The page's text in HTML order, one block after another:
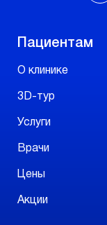
Пациентам
О клинике
3D-тур
Услуги
Врачи
Цены
Акции